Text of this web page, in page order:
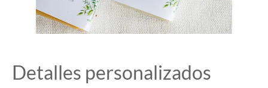
Detalles personalizados